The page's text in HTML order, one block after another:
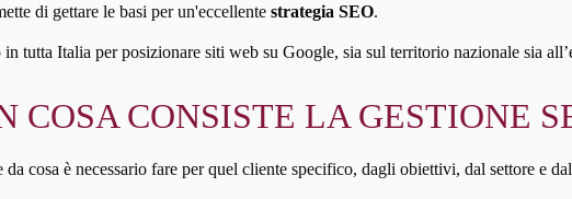
di gettare le basi per un'eccellente strategia SEO.
tutta Italia per posizionare siti web su Google, sia sul territorio nazionale sia
COSA CONSISTE LA GESTIONE
cosa è necessario fare per quel cliente specifico, dagli obiettivi, dal settore e